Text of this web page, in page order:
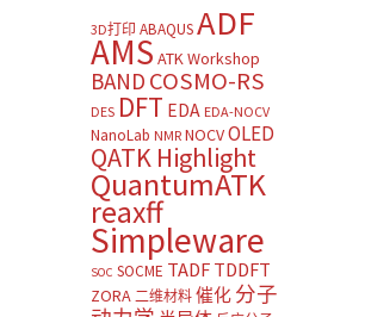
3D打印 ABAQUSADF
AMS ATK Workshop
BAND COSMO-RS
DES DFT EDA EDA-NOCV
NanoLab NMR NOCVOLED
QATK Highlight
QuantumATK
reaxff
Simpleware
SOC SOCME TADF TDDFT
ZORA 二维材料 催化 分子